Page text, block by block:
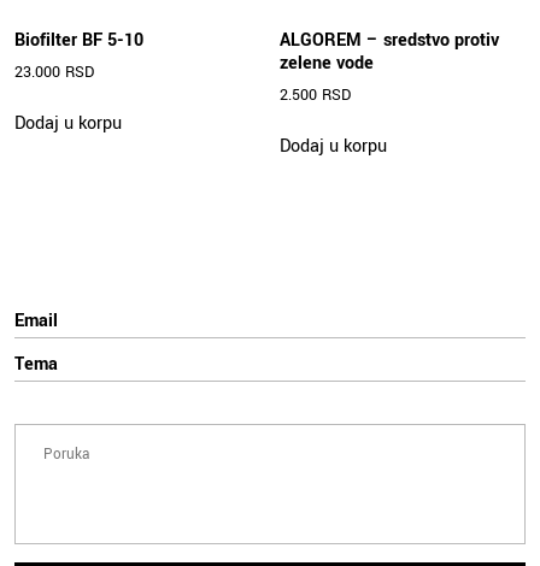
Biofilter BF 5-10
23.000 RSD
Dodaj u korpu
ALGOREM – sredstvo protiv
zelene vode
2.500 RSD
Dodaj u korpu